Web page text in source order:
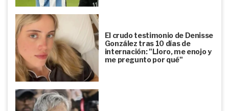
El crudo testimonio de Denisse
González tras 10 días de
internación: "Lloro, me enojo y
me pregunto por qué"